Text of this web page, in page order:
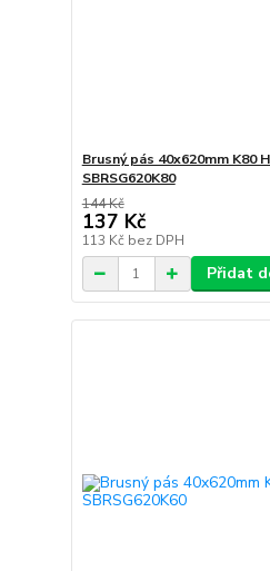
Brusný pás 40x620mm K80
SBRSG620K80
144 Kč
137 Kč
113 Kč bez DPH
Přidat